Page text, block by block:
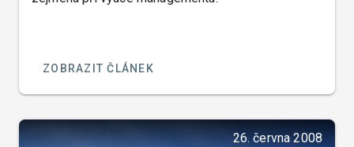
ZOBRAZIT ČLÁNEK
26. června 2008